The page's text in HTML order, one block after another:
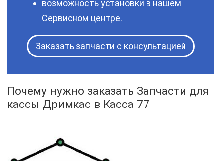
возможность установки в нашем
Сервисном центре.
Заказать запчасти с консультацией
Почему нужно заказать Запчасти для
кассы Дримкас в Касса 77